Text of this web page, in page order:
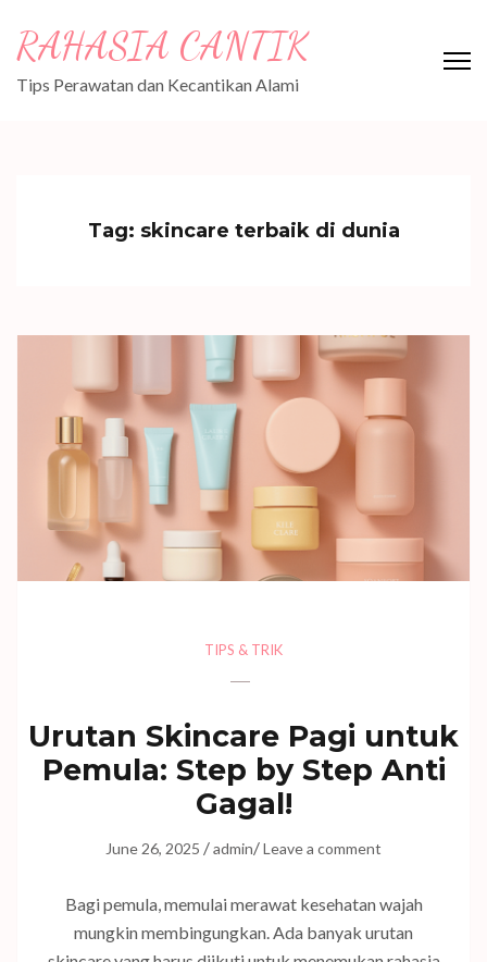
content
(Press
RAHASIA CANTIK
Tips Perawatan dan Kecantikan Alami
Tag: skincare terbaik di dunia
TIPS & TRIK
Urutan Skincare Pagi untuk
Pemula: Step by Step Anti
Gagal!
June 26, 2025 /admin/Leave a comment
Bagi pemula, memulai merawat kesehatan wajah
mungkin membingungkan. Ada banyak urutan